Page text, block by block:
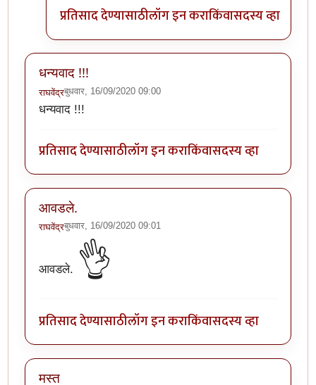
प्रतिसाद देण्यासाठीलॉग इन कराकिंवासदस्य व्हा
धन्यवाद !!!
राघवेंद्रबुधवार, 16/09/2020 09:00
धन्यवाद !!!
प्रतिसाद देण्यासाठीलॉग इन कराकिंवासदस्य व्हा
आवडले.
राघवेंद्रबुधवार, 16/09/2020 09:01
आवडले. 👌
प्रतिसाद देण्यासाठीलॉग इन कराकिंवासदस्य व्हा
मस्त